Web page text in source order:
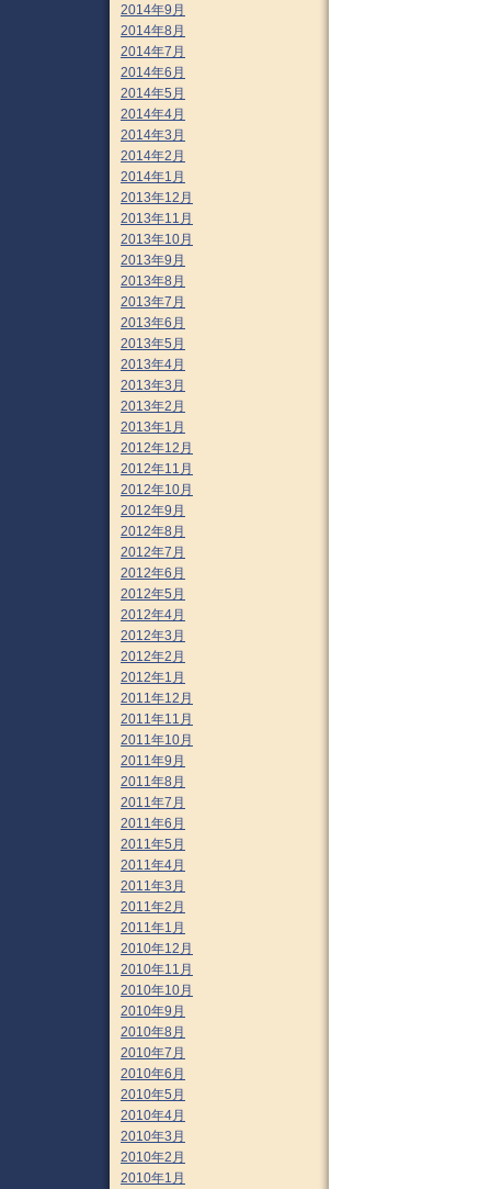
2014年9月
2014年8月
2014年7月
2014年6月
2014年5月
2014年4月
2014年3月
2014年2月
2014年1月
2013年12月
2013年11月
2013年10月
2013年9月
2013年8月
2013年7月
2013年6月
2013年5月
2013年4月
2013年3月
2013年2月
2013年1月
2012年12月
2012年11月
2012年10月
2012年9月
2012年8月
2012年7月
2012年6月
2012年5月
2012年4月
2012年3月
2012年2月
2012年1月
2011年12月
2011年11月
2011年10月
2011年9月
2011年8月
2011年7月
2011年6月
2011年5月
2011年4月
2011年3月
2011年2月
2011年1月
2010年12月
2010年11月
2010年10月
2010年9月
2010年8月
2010年7月
2010年6月
2010年5月
2010年4月
2010年3月
2010年2月
2010年1月